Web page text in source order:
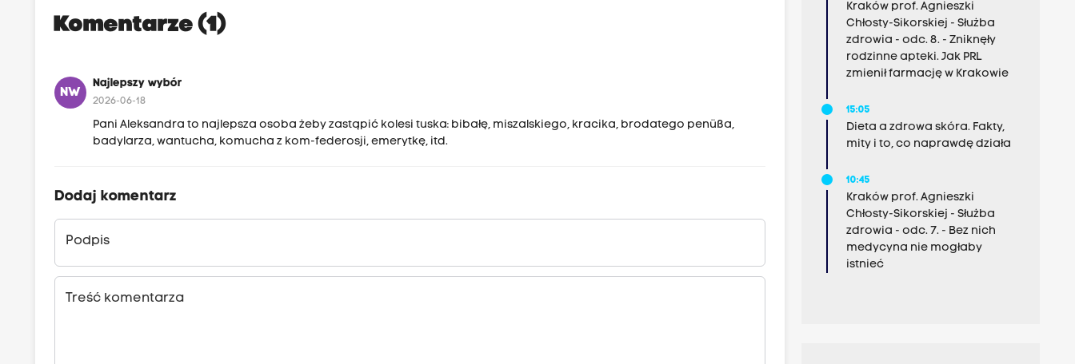
Komentarze (1)
NW
Najlepszy wybór
2026-06-18
Pani Aleksandra to najlepsza osoba żeby zastąpić kolesi tuska: bibałę, miszalskiego, kracika, brodatego penüßa,
badylarza, wantucha, komucha z kom-federosji, emerytkę, itd.
Dodaj komentarz
Podpis
Treść komentarza
Kraków prof. Agnieszki
Chłosty-Sikorskiej - Służba
zdrowia - odc. 8. - Zniknęły
rodzinne apteki. Jak PRL
zmienił farmację w Krakowie
15:05
Dieta a zdrowa skóra. Fakty,
mity i to, co naprawdę działa
10:45
Kraków prof. Agnieszki
Chłosty-Sikorskiej - Służba
zdrowia - odc. 7. - Bez nich
medycyna nie mogłaby
istnieć